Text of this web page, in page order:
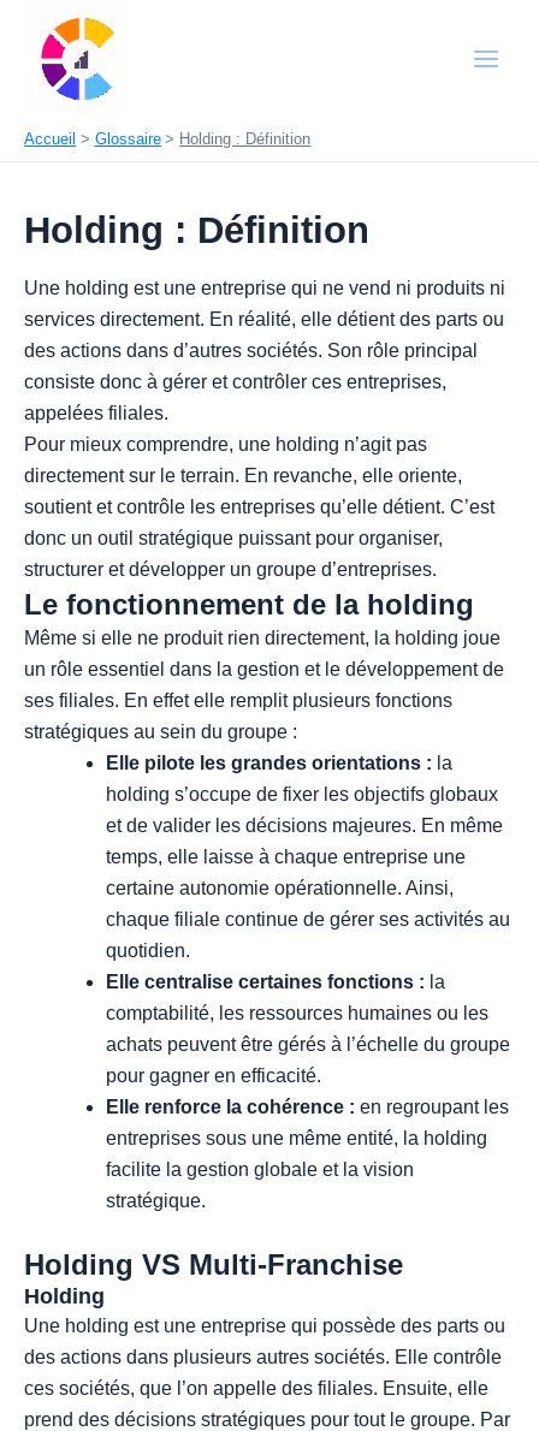
contenu
Accueil Glossaire Holding : Définition
Holding : Définition
Une holding est une entreprise qui ne vend ni produits ni
services directement. En réalité, elle détient des parts ou
des actions dans d’autres sociétés. Son rôle principal
consiste donc à gérer et contrôler ces entreprises,
appelées filiales.
Pour mieux comprendre, une holding n’agit pas
directement sur le terrain. En revanche, elle oriente,
soutient et contrôle les entreprises qu’elle détient. C’est
donc un outil stratégique puissant pour organiser,
structurer et développer un groupe d’entreprises.
Le fonctionnement de la holding
Même si elle ne produit rien directement, la holding joue
un rôle essentiel dans la gestion et le développement de
ses filiales. En effet elle remplit plusieurs fonctions
stratégiques au sein du groupe :
Elle pilote les grandes orientations : la
holding s’occupe de fixer les objectifs globaux
et de valider les décisions majeures. En même
temps, elle laisse à chaque entreprise une
certaine autonomie opérationnelle. Ainsi,
chaque filiale continue de gérer ses activités au
quotidien.
Elle centralise certaines fonctions : la
comptabilité, les ressources humaines ou les
achats peuvent être gérés à l’échelle du groupe
pour gagner en efficacité.
Elle renforce la cohérence : en regroupant les
entreprises sous une même entité, la holding
facilite la gestion globale et la vision
stratégique.
Holding VS Multi-Franchise
Holding
Une holding est une entreprise qui possède des parts ou
des actions dans plusieurs autres sociétés. Elle contrôle
ces sociétés, que l’on appelle des filiales. Ensuite, elle
prend des décisions stratégiques pour tout le groupe. Par